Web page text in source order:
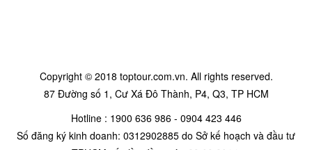
Copyright © 2018 toptour.com.vn. All rights reserved.
87 Đường số 1, Cư Xá Đô Thành, P4, Q3, TP HCM
Hotline : 1900 636 986 - 0904 423 446
Số đăng ký kinh doanh: 0312902885 do Sở kế hoạch và đầu tư